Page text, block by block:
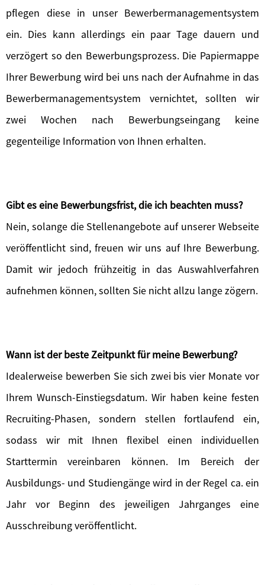
pflegen diese in unser Bewerbermanagementsystem
ein. Dies kann allerdings ein paar Tage dauern und
verzögert so den Bewerbungsprozess. Die Papiermappe
Ihrer Bewerbung wird bei uns nach der Aufnahme in das
Bewerbermanagementsystem vernichtet, sollten wir
zwei Wochen nach Bewerbungseingang keine
gegenteilige Information von Ihnen erhalten.
Gibt es eine Bewerbungsfrist, die ich beachten muss?
Nein, solange die Stellenangebote auf unserer Webseite
veröffentlicht sind, freuen wir uns auf Ihre Bewerbung.
Damit wir jedoch frühzeitig in das Auswahlverfahren
aufnehmen können, sollten Sie nicht allzu lange zögern.
Wann ist der beste Zeitpunkt für meine Bewerbung?
Idealerweise bewerben Sie sich zwei bis vier Monate vor
Ihrem Wunsch-Einstiegsdatum. Wir haben keine festen
Recruiting-Phasen, sondern stellen fortlaufend ein,
sodass wir mit Ihnen flexibel einen individuellen
Starttermin vereinbaren können. Im Bereich der
Ausbildungs- und Studiengänge wird in der Regel ca. ein
Jahr vor Beginn des jeweiligen Jahrganges eine
Ausschreibung veröffentlicht.